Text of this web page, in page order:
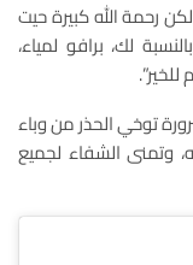
رحمة الله كبيرة حيت
لك، برافو لمياء،
توخي الحذر من وباء
وتمنى الشفاء لجميع